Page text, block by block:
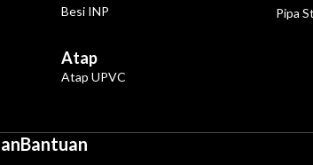
Besi INP
Atap
Atap UPVC
Pipa
Bantuan